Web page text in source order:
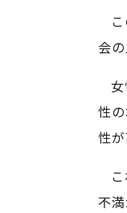
会
性
性が
不